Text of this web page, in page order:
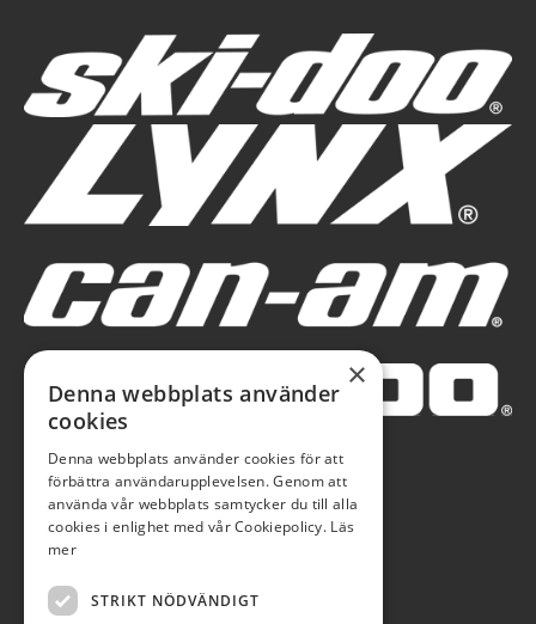
×
Denna webbplats använder
cookies
Denna webbplats använder cookies för att
förbättra användarupplevelsen. Genom att
använda vår webbplats samtycker du till alla
cookies i enlighet med vår Cookiepolicy. Läs
mer
STRIKT NÖDVÄNDIGT